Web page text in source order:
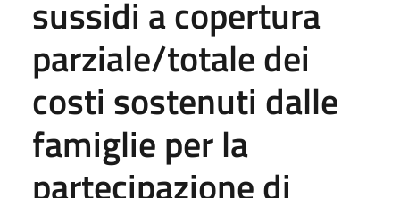
sussidi a copertura
parziale/totale dei
costi sostenuti dalle
famiglie per la
partecipazione di